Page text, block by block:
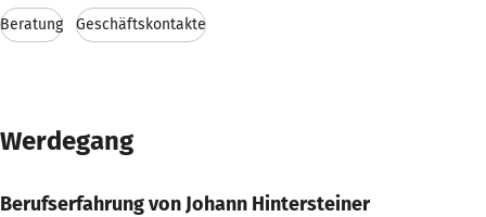
Beratung Geschäftskontakte
Werdegang
Berufserfahrung von Johann Hintersteiner